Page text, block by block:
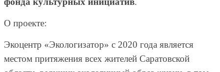
О проекте:
Экоцентр «Экологизатор» с 2020 года является
местом притяжения всех жителей Саратовской